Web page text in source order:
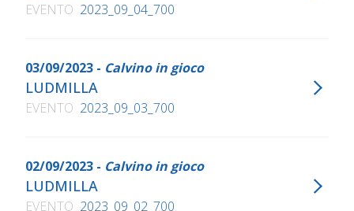
EVENTO 2023_09_04_700
03/09/2023 - Calvino in gioco
LUDMILLA
EVENTO 2023_09_03_700
02/09/2023 - Calvino in gioco
LUDMILLA
EVENTO 2023_09_02_700